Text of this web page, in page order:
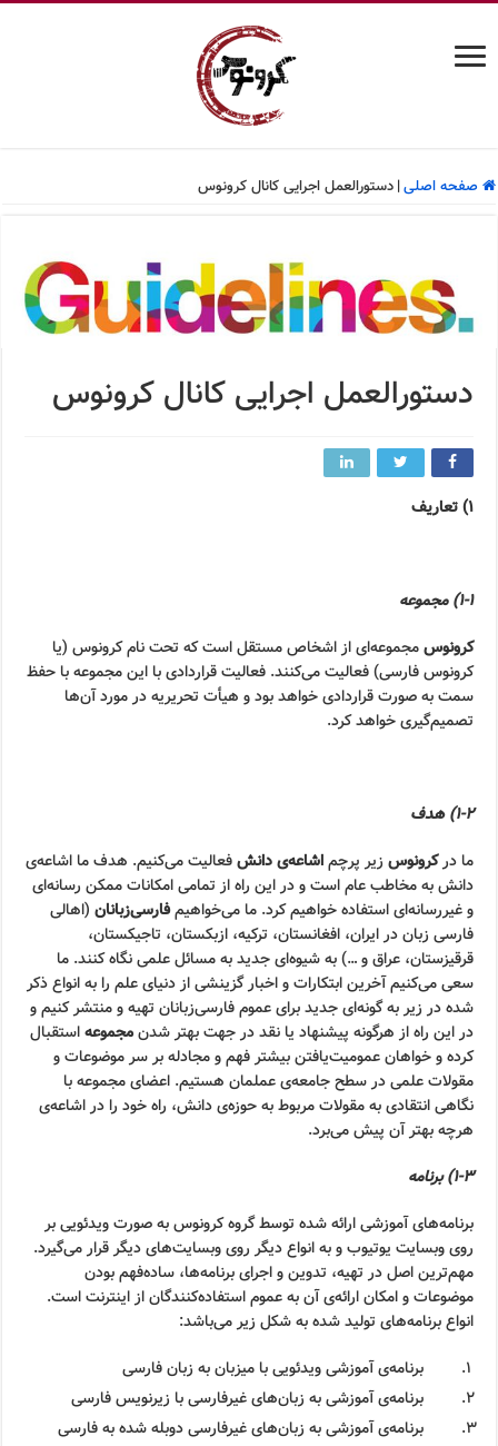
صفحه اصلی| دستورالعمل اجرایی کانال کرونوس
دستورالعمل اجرایی کانال کرونوس
۱) تعاریف
۱-۱) مجموعه
کرونوسمجموعه‌ای از اشخاص مستقل است که تحت نام کرونوس (یا
کرونوس فارسی) فعالیت می‌کنند. فعالیت قراردادی با این مجموعه با حفظ
سمت به صورت قراردادی خواهد بود و هیأت تحریریه در مورد آن‌ها
تصمیم‌گیری خواهد کرد.
۱-۲) هدف
ما درکرونوس زیر پرچماشاعه‌ی دانشفعالیت می‌کنیم. هدف ما اشاعه‌ی
دانش به مخاطب عام است و در این راه از تمامی امکانات ممکن رسانه‌ای
و غیررسانه‌ای استفاده خواهیم کرد. ما می‌خواهیمفارسی‌زبانان (اهالی
فارسی زبان در ایران، افغانستان، ترکیه، ازبکستان، تاجیکستان،
قرقیزستان، عراق و …) به شیوه‌ای جدید به مسائل علمی نگاه کنند. ما
سعی می‌کنیم آخرین ابتکارات و اخبار گزینشی از دنیای علم را به انواع ذکر
شده در زیر به گونه‌ای جدید برای عموم فارسی‌زبانان تهیه و منتشر کنیم و
در این راه از هرگونه پیشنهاد یا نقد در جهت بهتر شدنمجموعهاستقبال
کرده و خواهان عمومیت‌یافتن بیشتر فهم و مجادله بر سر موضوعات و
مقولات علمی در سطح جامعه‌ی عملمان هستیم. اعضای مجموعه با
نگاهی انتقادی به مقولات مربوط به حوزه‌ی دانش، راه خود را در اشاعه‌ی
هرچه بهتر آن پیش می‌برد.
۱-۳) برنامه
برنامه‌های آموزشی ارائه شده توسط گروه کرونوس به صورت ویدئویی بر
روی وبسایت یوتیوب و به انواع دیگر روی وبسایت‌های دیگر قرار می‌گیرد.
مهم‌ترین اصل در تهیه، تدوین و اجرای برنامه‌ها، ساده‌فهم بودن
موضوعات و امکان ارائه‌ی آن به عموم استفاده‌کنندگان از اینترنت است.
انواع برنامه‌های تولید شده به شکل زیر می‌باشد:
برنامه‌ی آموزشی ویدئویی با میزبان به زبان فارسی
برنامه‌ی آموزشی به زبان‌های غیرفارسی با زیرنویس فارسی
برنامه‌ی آموزشی به زبان‌های غیرفارسی دوبله شده به فارسی